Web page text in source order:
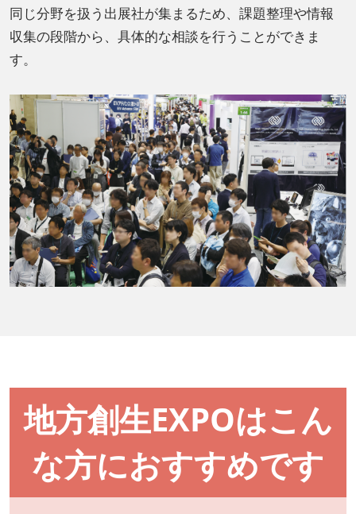
同じ分野を扱う出展社が集まるため、課題整理や情報
収集の段階から、具体的な相談を行うことができま
す。
地方創生EXPOはこん
な方におすすめです